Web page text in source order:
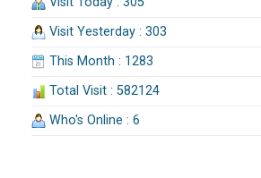
Visit Yesterday : 303
This Month : 1283
Total Visit : 582124
Who's Online : 6